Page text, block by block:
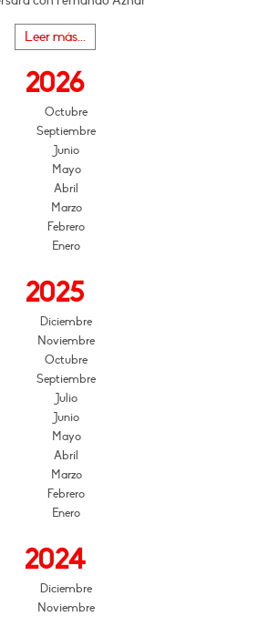
Leer más...
2026
Octubre
Septiembre
Junio
Mayo
Abril
Marzo
Febrero
Enero
2025
Diciembre
Noviembre
Octubre
Septiembre
Julio
Junio
Mayo
Abril
Marzo
Febrero
Enero
2024
Diciembre
Noviembre